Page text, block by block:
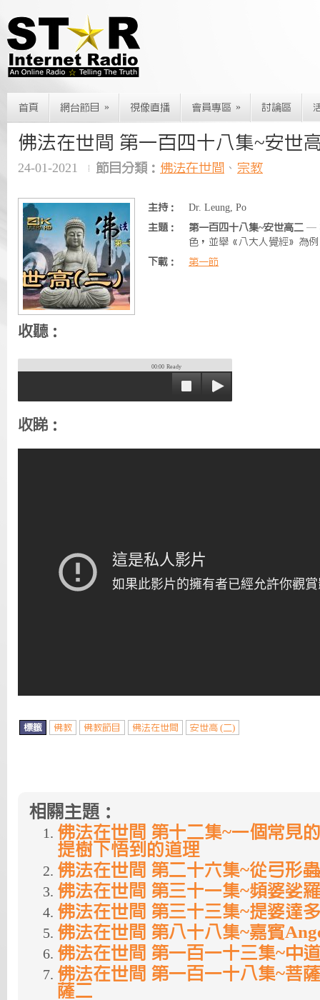
首頁 網台節目 » 視像直播 會員專區 » 討論區
佛法在世間 第一百四十八集~安世
24-01-2021 節目分類： 佛法在世間 、 宗教
主持：
Dr. Leung, Po
主題：
第一百四十八集~安世高二 —
色，並舉《八大人覺經》為
下載：
第一節
收聽：
00:00 Ready
收睇：
標籤 佛教 佛教節目 佛法在世間 安世高 (二)
相關主題：
佛法在世間 第十二集~一個常見
提樹下悟到的道理
佛法在世間 第二十六集~從弓形
佛法在世間 第三十一集~頻婆娑
佛法在世間 第三十三集~提婆達
佛法在世間 第八十八集~嘉賓
佛法在世間 第一百一十三集~中
佛法在世間 第一百一十八集~菩
薩二